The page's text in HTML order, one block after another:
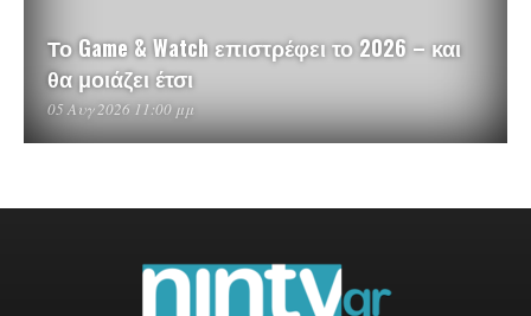
Το Game & Watch επιστρέφει το 2026 – και
θα μοιάζει έτσι
05 Αυγ 2026 11:00 μμ